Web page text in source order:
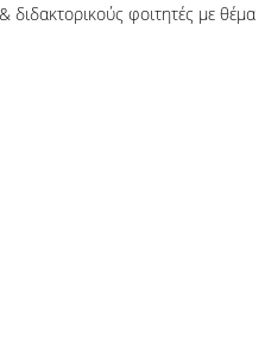
διδακτορικούς φοιτητές με θέμα